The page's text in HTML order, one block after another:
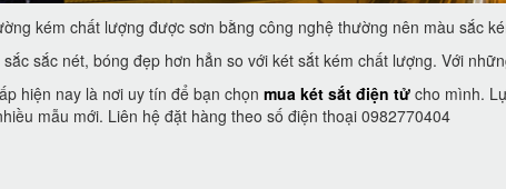
kém chất lượng được sơn bằng công nghệ thường nên màu sắc
sắc nét, bóng đẹp hơn hẳn so với két sắt kém chất lượng. Với
hiện nay là nơi uy tín để bạn chọn mua két sắt điện tử cho mình.
mẫu mới. Liên hệ đặt hàng theo số điện thoại 0982770404